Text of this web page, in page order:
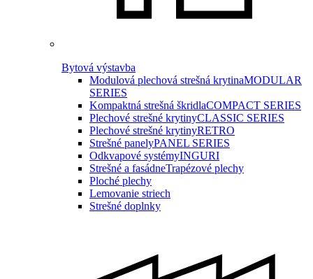
Bytová výstavba
Modulová plechová strešná krytinaMODULAR
SERIES
Kompaktná strešná škridlaCOMPACT SERIES
Plechové strešné krytinyCLASSIC SERIES
Plechové strešné krytinyRETRO
Strešné panelyPANEL SERIES
Odkvapové systémyINGURI
Strešné a fasádneTrapézové plechy
Ploché plechy
Lemovanie striech
Strešné doplnky